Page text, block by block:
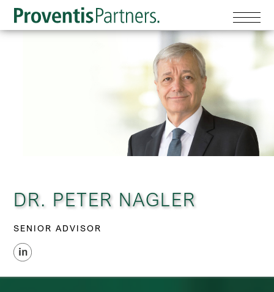
DR. PETER NAGLER
SENIOR ADVISOR